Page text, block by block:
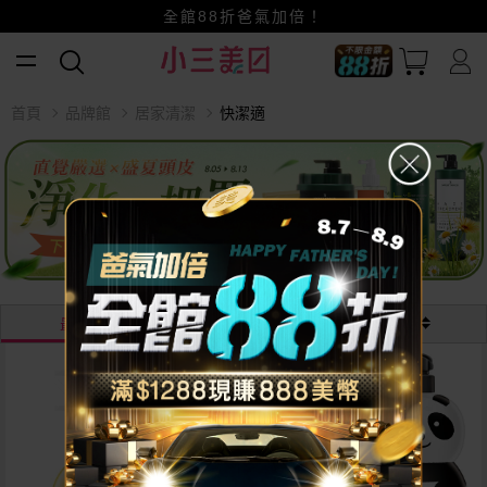
小三美日x全支付~美幣+全點折上折超划算
全館88折爸氣加倍！
最熱銷 最新 價格
首頁 品牌館 居家清潔 快潔適